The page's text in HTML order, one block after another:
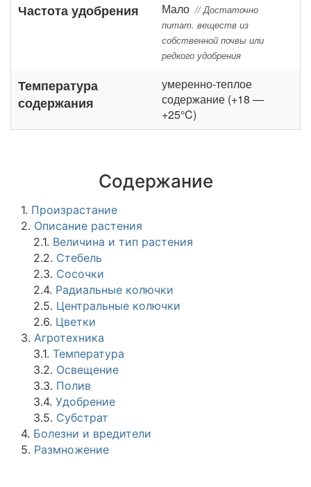
Частота удобрения Мало // Достаточно
питат. веществ из
собственной почвы или
редкого удобрения
Температура
содержания
умеренно-теплое
содержание (+18 —
+25°C)
Содержание
1. Произрастание
2. Описание растения
2.1. Величина и тип растения
2.2. Стебель
2.3. Сосочки
2.4. Радиальные колючки
2.5. Центральные колючки
2.6. Цветки
3. Агротехника
3.1. Температура
3.2. Освещение
3.3. Полив
3.4. Удобрение
3.5. Субстрат
4. Болезни и вредители
5. Размножение